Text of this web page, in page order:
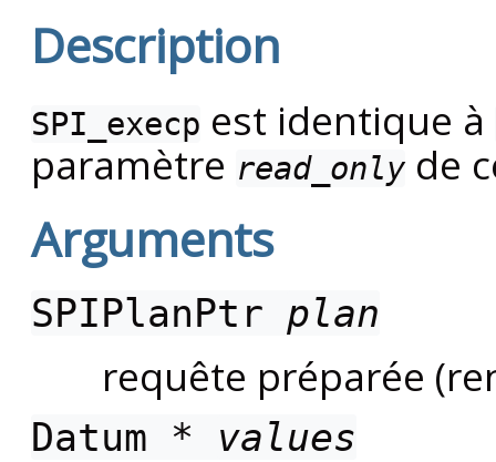
Description
SPI_execp est identique à
paramètre read_onlyde
Arguments
SPIPlanPtr plan
requête préparée
Datum * values